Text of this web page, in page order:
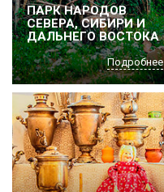
ПАРК НАРОДОВ
СЕВЕРА, СИБИРИ И
ДАЛЬНЕГО ВОСТОКА
Подробнее